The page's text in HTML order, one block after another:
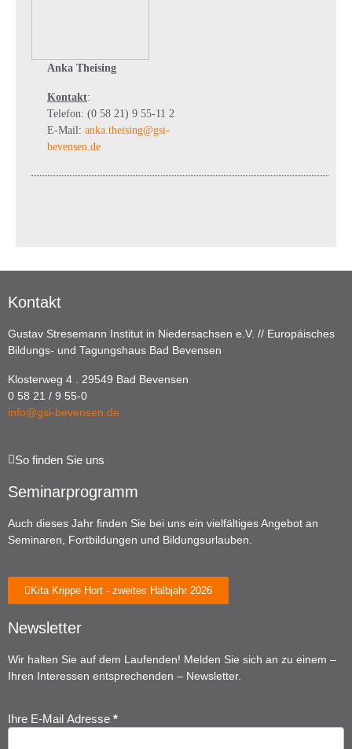
Anka Theising
Kontakt:
Telefon: (0 58 21) 9 55-11 2
E-Mail: anka.theising@gsi-
bevensen.de
Kontakt
Gustav Stresemann Institut in Niedersachsen e.V. // Europäisches
Bildungs- und Tagungshaus Bad Bevensen
Klosterweg 4 . 29549 Bad Bevensen
0 58 21 / 9 55-0
info@gsi-bevensen.de
So finden Sie uns
Seminarprogramm
Auch dieses Jahr finden Sie bei uns ein vielfältiges Angebot an
Seminaren, Fortbildungen und Bildungsurlauben.
Kita Krippe Hort - zweites Halbjahr 2026
Newsletter
Wir halten Sie auf dem Laufenden! Melden Sie sich an zu einem –
Ihren Interessen entsprechenden – Newsletter.
Newsletter
Ihre E-Mail Adresse *